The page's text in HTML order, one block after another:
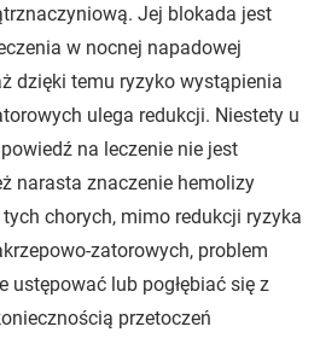
Jej blokada jest
w nocnej napadowej
dzięki temu ryzyko wystąpienia
ulega redukcji. Niestety u
na leczenie nie jest
narasta znaczenie hemolizy
chorych, mimo redukcji ryzyka
zatorowych, problem
ustępować lub pogłębiać się z
przetoczeń